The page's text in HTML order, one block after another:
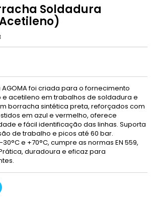
Soldadura
foi criada para o fornecimento
acetileno em trabalhos de soldadura e
borracha sintética preta, reforçados com
em azul e vermelho, oferece
e fácil identificação das linhas. Suporta
de trabalho e picos até 60 bar.
e +70°C, cumpre as normas EN 559,
Prática, duradoura e eficaz para